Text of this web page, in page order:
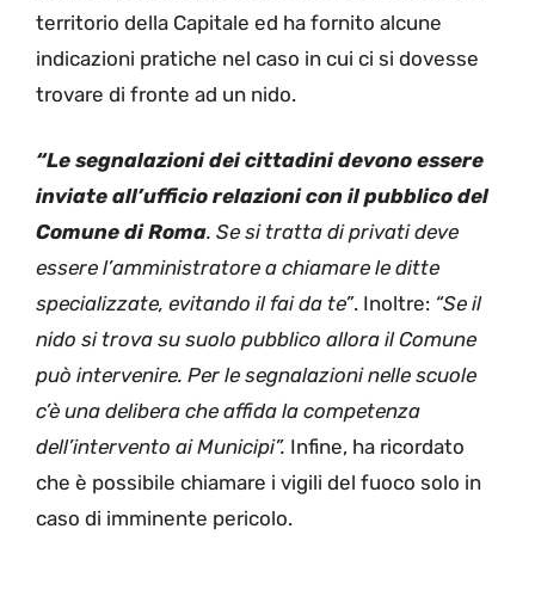
territorio della Capitale ed ha fornito alcune
indicazioni pratiche nel caso in cui ci si dovesse
trovare di fronte ad un nido.
“Le segnalazioni dei cittadini devono essere
inviate all’ufficio relazioni con il pubblico del
Comune di Roma. Se si tratta di privati deve
essere l’amministratore a chiamare le ditte
specializzate, evitando il fai da te”. Inoltre: “Se il
nido si trova su suolo pubblico allora il Comune
può intervenire. Per le segnalazioni nelle scuole
c’è una delibera che affida la competenza
dell’intervento ai Municipi”. Infine, ha ricordato
che è possibile chiamare i vigili del fuoco solo in
caso di imminente pericolo.